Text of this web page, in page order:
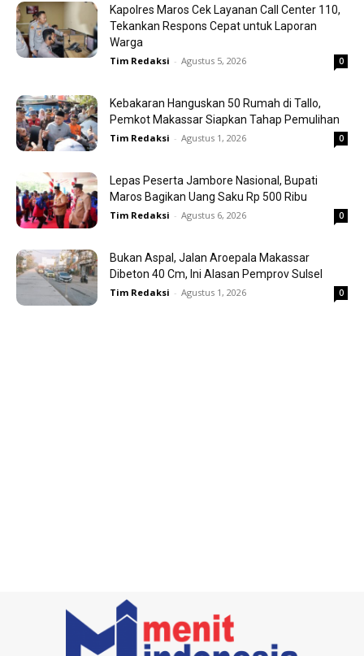
Kapolres Maros Cek Layanan Call Center 110,
Tekankan Respons Cepat untuk Laporan
Warga
Tim Redaksi - Agustus 5, 2026 0
Kebakaran Hanguskan 50 Rumah di Tallo,
Pemkot Makassar Siapkan Tahap Pemulihan
Tim Redaksi - Agustus 1, 2026 0
Lepas Peserta Jambore Nasional, Bupati
Maros Bagikan Uang Saku Rp 500 Ribu
Tim Redaksi - Agustus 6, 2026 0
Bukan Aspal, Jalan Aroepala Makassar
Dibeton 40 Cm, Ini Alasan Pemprov Sulsel
Tim Redaksi - Agustus 1, 2026 0